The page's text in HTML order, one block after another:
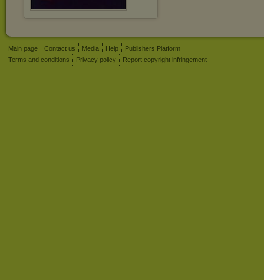
Main page Contact us Media Help
Publishers Platform
Terms and conditions
Privacy policy Report copyright infringement